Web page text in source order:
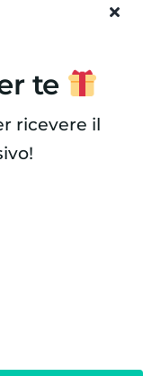
te
ricevere il